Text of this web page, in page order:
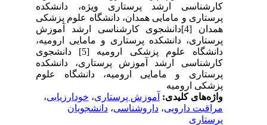
کارشناسی ارشد پرستاری ویژه، دانشکده
پرستاری و مامایی همدان، دانشگاه علوم پزشکی
همدان [4]دانشجوی کارشناسی ارشد آموزش
پرستاری، دانشکده پرستاری و مامایی ارومیه،
دانشگاه علوم پزشکی ارومیه [5] دانشجوی
کارشناسی ارشد آموزش پرستاری، دانشکده
پرستاری و مامایی ارومیه، دانشگاه علوم
پزشکی ارومیه
واژه‌های کلیدی:آموزش پرستاری،خودارزیابی،
مراقبت دارویی،داروشناسی،دانشجویان
پرستاری